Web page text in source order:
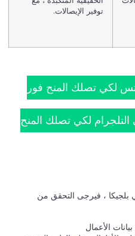
توفير الإيصالات.
لكي تصلك المنح فور
لكي تصلك المنح
بلجيكا ، فيرجى التحقق من
الأعمال